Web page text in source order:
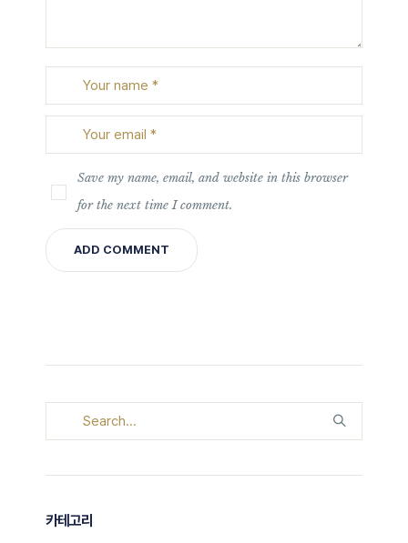
Save my name, email, and website in this browser
for the next time I comment.
카테고리